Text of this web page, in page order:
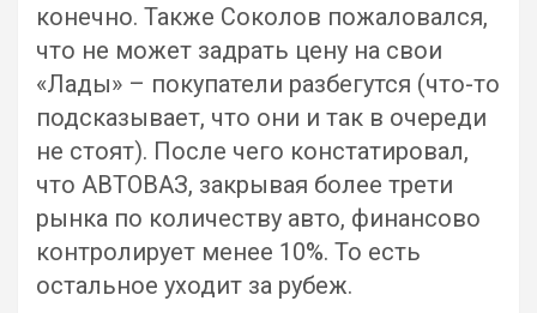
конечно. Также Соколов пожаловался,
что не может задрать цену на свои
«Лады» – покупатели разбегутся (что-то
подсказывает, что они и так в очереди
не стоят). После чего констатировал,
что АВТОВАЗ, закрывая более трети
рынка по количеству авто, финансово
контролирует менее 10%. То есть
остальное уходит за рубеж.